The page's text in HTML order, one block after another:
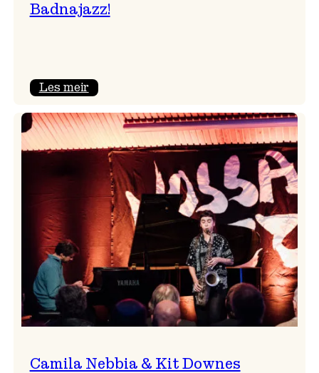
Badnajazz!
Les meir:
ein
Vossa
Jazz
utan
Badnajazz!
Camila Nebbia & Kit Downes